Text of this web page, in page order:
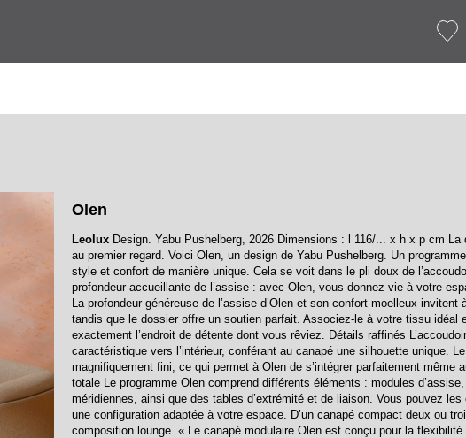
Olen
Leolux Design. Yabu Pushelberg, 2026 Dimensions : l 116/... x h x p cm
au premier regard. Voici Olen, un design de Yabu Pushelberg. Un
style et confort de manière unique. Cela se voit dans le pli doux de
profondeur accueillante de l’assise : avec Olen, vous donnez vie à votre
La profondeur généreuse de l’assise d’Olen et son confort moelleux invitent
tandis que le dossier offre un soutien parfait. Associez-le à votre tissu idéal
exactement l’endroit de détente dont vous rêviez. Détails raffinés
caractéristique vers l’intérieur, conférant au canapé une silhouette unique.
magnifiquement fini, ce qui permet à Olen de s’intégrer parfaitement même
totale Le programme Olen comprend différents éléments : modules d’assise,
méridiennes, ainsi que des tables d’extrémité et de liaison. Vous pouvez
une configuration adaptée à votre espace. D’un canapé compact deux ou
composition lounge. « Le canapé modulaire Olen est conçu pour la